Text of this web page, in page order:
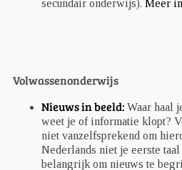
secundair onderwijs). Meer
Volwassenonderwijs
Nieuws in beeld: Waar haal
weet je of informatie klopt?
niet vanzelfsprekend om
Nederlands niet je eerste
belangrijk om nieuws te